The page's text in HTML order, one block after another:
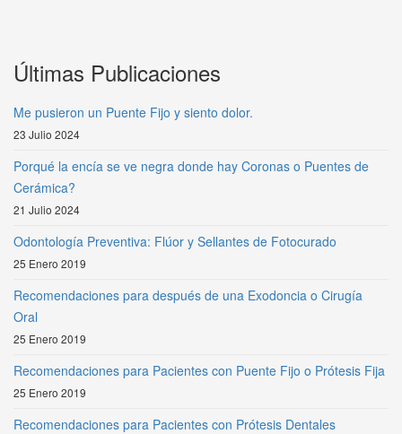
Últimas Publicaciones
Me pusieron un Puente Fijo y siento dolor.
23 Julio 2024
Porqué la encía se ve negra donde hay Coronas o Puentes de
Cerámica?
21 Julio 2024
Odontología Preventiva: Flúor y Sellantes de Fotocurado
25 Enero 2019
Recomendaciones para después de una Exodoncia o Cirugía
Oral
25 Enero 2019
Recomendaciones para Pacientes con Puente Fijo o Prótesis Fija
25 Enero 2019
Recomendaciones para Pacientes con Prótesis Dentales